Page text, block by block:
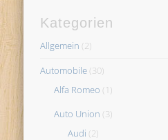
Kategorien
Allgemein (2)
Automobile (30)
Alfa Romeo (1)
Auto Union (3)
Audi (2)